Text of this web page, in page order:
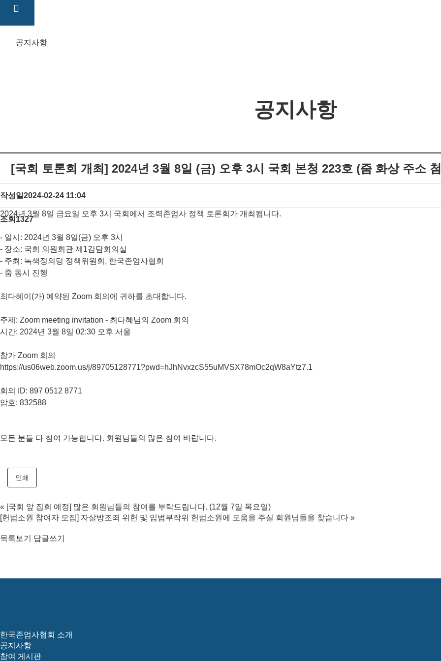
공지사항
공지사항
[국회 토론회 개최] 2024년 3월 8일 (금) 오후 3시 국회 본청 223호 (줌 화상 주소
작성일2024-02-24 11:04
조회 1327
2024년 3월 8일 금요일 오후 3시 국회에서 조력존엄사 정책 토론회가 개최됩니다.
- 일시: 2024년 3월 8일(금) 오후 3시
- 장소: 국회 의원회관 제1감담회의실
- 주최: 녹색정의당 정책위원회, 한국존엄사협회
- 줌 동시 진행
최다혜이(가) 예약된 Zoom 회의에 귀하를 초대합니다.
주제: Zoom meeting invitation - 최다혜님의 Zoom 회의
시간: 2024년 3월 8일 02:30 오후 서울
참가 Zoom 회의
https://us06web.zoom.us/j/89705128771?pwd=hJhNvxzcS55uMVSX78mOc2qW8aYtz7.1
회의 ID: 897 0512 8771
암호: 832588
모든 분들 다 참여 가능합니다. 회원님들의 많은 참여 바랍니다.
인쇄
« [국회 앞 집회 예정] 많은 회원님들의 참여를 부탁드립니다. (12월 7일 목요일)
[헌법소원 참여자 모집] 자살방조죄 위헌 및 입법부작위 헌법소원에 도움을 주실 회원님들을 찾습니다 »
목록보기 답글쓰기
한국존엄사협회 소개
공지사항
참여 게시판